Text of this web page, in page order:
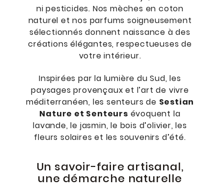
ni pesticides. Nos mèches en coton
naturel et nos parfums soigneusement
sélectionnés donnent naissance à des
créations élégantes, respectueuses de
votre intérieur.
Inspirées par la lumière du Sud, les
paysages provençaux et l’art de vivre
méditerranéen, les senteurs de Sestian
Nature et Senteurs évoquent la
lavande, le jasmin, le bois d’olivier, les
fleurs solaires et les souvenirs d’été.
Un savoir-faire artisanal,
une démarche naturelle